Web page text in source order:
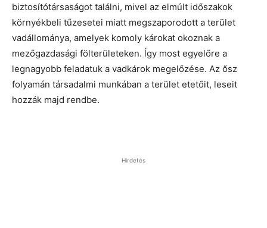
biztosítótársaságot találni, mivel az elmúlt időszakok
környékbeli tűzesetei miatt megszaporodott a terület
vadállománya, amelyek komoly károkat okoznak a
mezőgazdasági fölterületeken. ĺgy most egyelőre a
legnagyobb feladatuk a vadkárok megelőzése. Az ősz
folyamán társadalmi munkában a terület etetőit, leseit
hozzák majd rendbe.
Hirdetés